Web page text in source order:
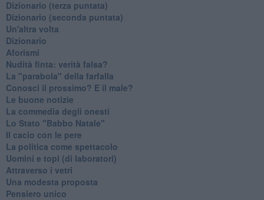
​Dizionario (terza puntata)
​Dizionario (seconda puntata)
Un'altra volta
Dizionario
Aforismi
Nudità finta: verità falsa?
La "parabola" della farfalla
Conosci il prossimo? E il male?
Le buone notizie
La commedia degli onesti
Lo Stato "Babbo Natale"
Il cacio con le pere
La politica come spettacolo
Uomini e topi (di laboratori)
Attraverso i vetri
Una modesta proposta
Pensiero unico